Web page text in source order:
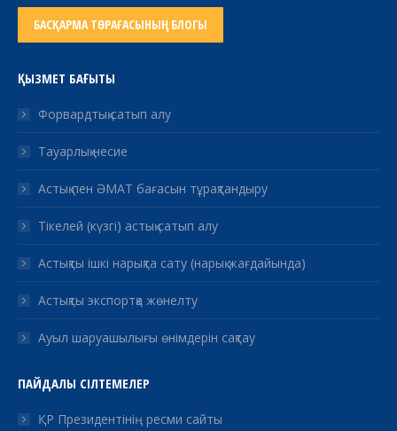
БАСҚАРМА ТӨРАҒАСЫНЫҢ БЛОГЫ
ҚЫЗМЕТ БАҒЫТЫ
Форвардтық сатып алу
Тауарлық несие
Астық пен ӘМАТ бағасын тұрақтандыру
Тікелей (күзгі) астық сатып алу
Астықты ішкі нарықта сату (нарық жағдайында)
Астықты экспортқа жөнелту
Ауыл шаруашылығы өнімдерін сақтау
ПАЙДАЛЫ СІЛТЕМЕЛЕР
ҚР Президентінің ресми сайты